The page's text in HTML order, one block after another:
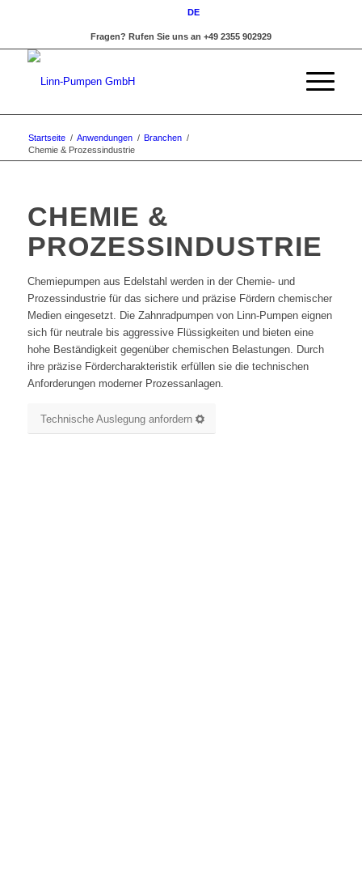
DE
Fragen? Rufen Sie uns an +49 2355 902929
Startseite / Anwendungen / Branchen /
Chemie & Prozessindustrie
CHEMIE &
PROZESSINDUSTRIE
Chemiepumpen aus Edelstahl werden in der Chemie- und
Prozessindustrie für das sichere und präzise Fördern chemischer
Medien eingesetzt. Die Zahnradpumpen von Linn-Pumpen eignen
sich für neutrale bis aggressive Flüssigkeiten und bieten eine
hohe Beständigkeit gegenüber chemischen Belastungen. Durch
ihre präzise Fördercharakteristik erfüllen sie die technischen
Anforderungen moderner Prozessanlagen.
Technische Auslegung anfordern